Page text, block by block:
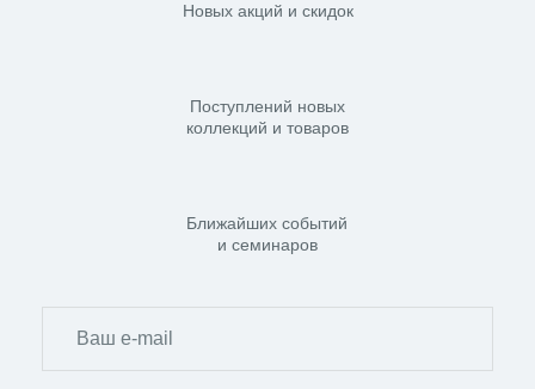
Новых акций и скидок
Поступлений новых
коллекций и товаров
Ближайших событий
и семинаров